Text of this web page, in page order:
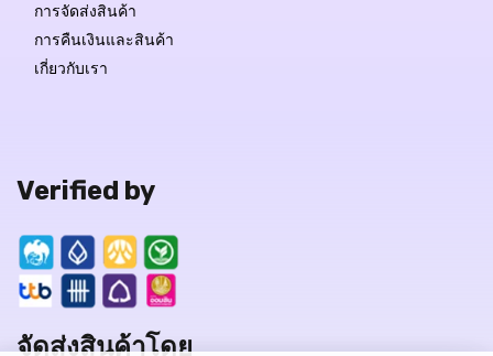
การจัดส่งสินค้า
การคืนเงินและสินค้า
เกี่ยวกับเรา
Verified by
จัดส่งสินค้าโดย